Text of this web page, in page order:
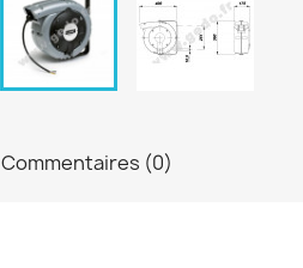
Commentaires (0)